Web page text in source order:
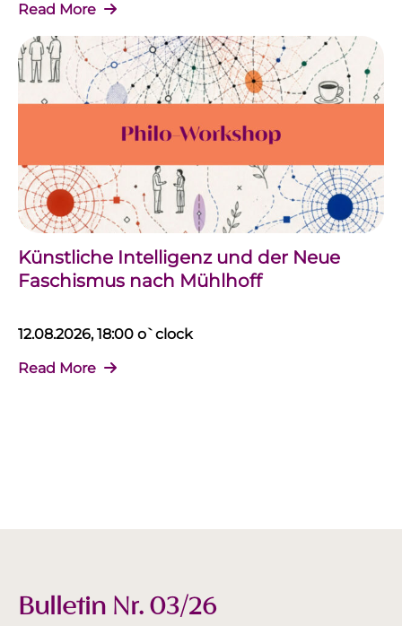
Read More
Künstliche Intelligenz und der Neue
Faschismus nach Mühlhoff
12.08.2026, 18:00 o`clock
Read More
Bulletin Nr. 03/26